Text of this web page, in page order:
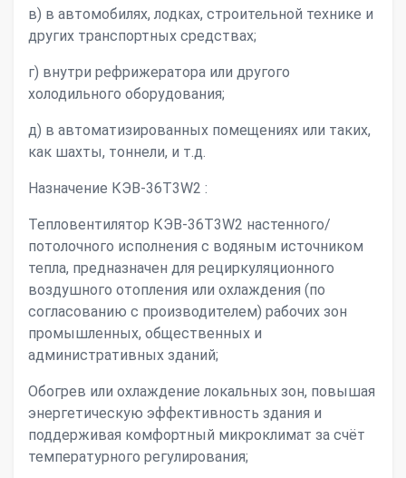
в) в автомобилях, лодках, строительной технике и
других транспортных средствах;
г) внутри рефрижератора или другого
холодильного оборудования;
д) в автоматизированных помещениях или таких,
как шахты, тоннели, и т.д.
Назначение КЭВ-36Т3W2 :
Тепловентилятор КЭВ-36Т3W2 настенного/
потолочного исполнения с водяным источником
тепла, предназначен для рециркуляционного
воздушного отопления или охлаждения (по
согласованию с производителем) рабочих зон
промышленных, общественных и
административных зданий;
Обогрев или охлаждение локальных зон, повышая
энергетическую эффективность здания и
поддерживая комфортный микроклимат за счёт
температурного регулирования;